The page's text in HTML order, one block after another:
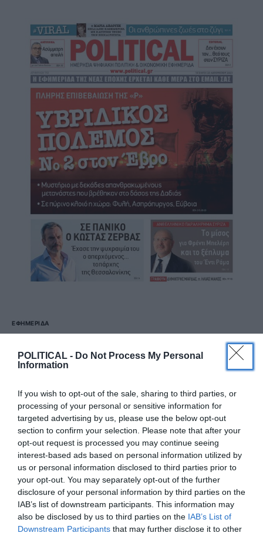
POLITICAL - Do Not Process My Personal
Information
If you wish to opt-out of the sale, sharing to third parties, or
processing of your personal or sensitive information for
targeted advertising by us, please use the below opt-out
section to confirm your selection. Please note that after your
opt-out request is processed you may continue seeing
interest-based ads based on personal information utilized by
us or personal information disclosed to third parties prior to
your opt-out. You may separately opt-out of the further
disclosure of your personal information by third parties on the
IAB’s list of downstream participants. This information may
also be disclosed by us to third parties on the IAB’s List of
Downstream Participants that may further disclose it to other
ΕΦΗΜΕΡΊΔΑ
23 ΑΥΓΟΎΣΤΟΥ, 2023
μορφή PDF
ΔΕΊΤΕ ΠΕΡΙΣΣΌΤΕΡΑ